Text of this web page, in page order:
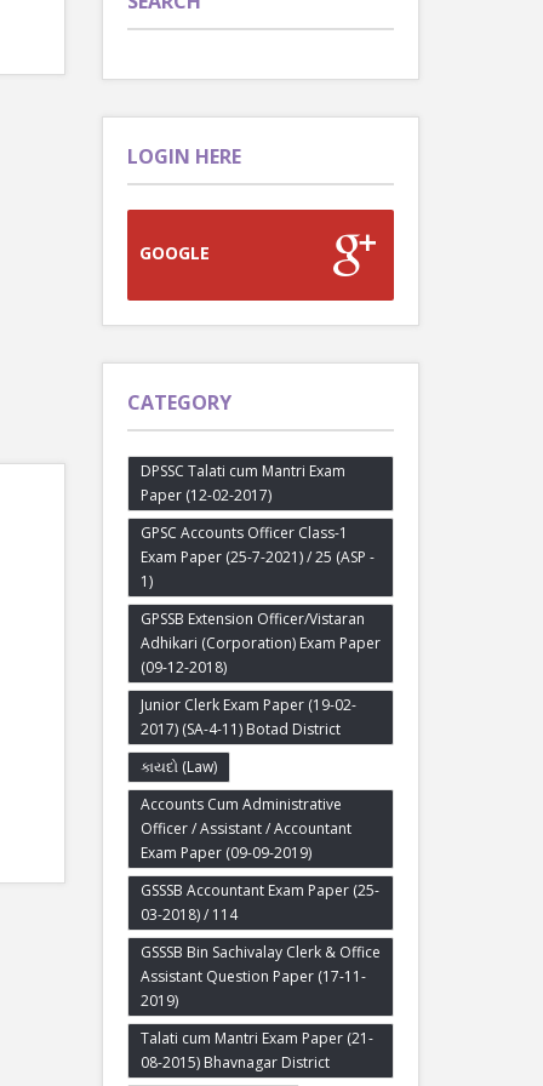
LOGIN HERE
GOOGLE
CATEGORY
DPSSC Talati cum Mantri Exam
Paper (12-02-2017)
GPSC Accounts Officer Class-1
Exam Paper (25-7-2021) / 25 (ASP -
1)
GPSSB Extension Officer/Vistaran
Adhikari (Corporation) Exam Paper
(09-12-2018)
Junior Clerk Exam Paper (19-02-
2017) (SA-4-11) Botad District
કાયદો (Law)
Accounts Cum Administrative
Officer / Assistant / Accountant
Exam Paper (09-09-2019)
GSSSB Accountant Exam Paper (25-
03-2018) / 114
GSSSB Bin Sachivalay Clerk & Office
Assistant Question Paper (17-11-
2019)
Talati cum Mantri Exam Paper (21-
08-2015) Bhavnagar District